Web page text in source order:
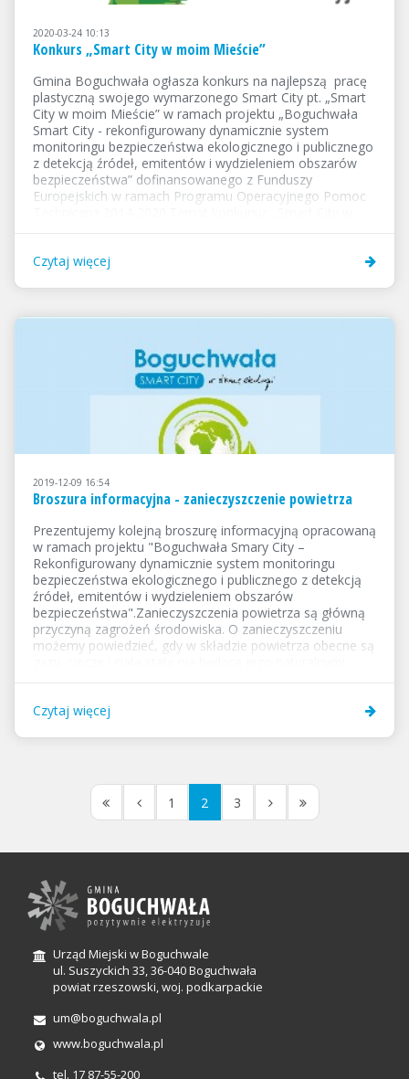
2020-03-24 10:13
Konkurs „Smart City w moim Mieście”
Gmina Boguchwała ogłasza konkurs na najlepszą pracę
plastyczną swojego wymarzonego Smart City pt. „Smart
City w moim Mieście” w ramach projektu „Boguchwała
Smart City - rekonfigurowany dynamicznie system
monitoringu bezpieczeństwa ekologicznego i publicznego
z detekcją źródeł, emitentów i wydzieleniem obszarów
bezpieczeństwa” dofinansowanego z Funduszy
Europejskich w ramach Programu Operacyjnego Pomoc
komunikacja itp.Prace mogą być wykonane dowolną
Czytaj więcej
2019-12-09 16:54
Broszura informacyjna - zanieczyszczenie powietrza
Prezentujemy kolejną broszurę informacyjną opracowaną
w ramach projektu "Boguchwała Smary City –
Rekonfigurowany dynamicznie system monitoringu
bezpieczeństwa ekologicznego i publicznego z detekcją
źródeł, emitentów i wydzieleniem obszarów
bezpieczeństwa".Zanieczyszczenia powietrza są główną
przyczyną zagrożeń środowiska. O zanieczyszczeniu
możemy powiedzieć, gdy w składzie powietrza obecne są
naturalnemu składowi atmosfery ziemskiej. Są one
Czytaj więcej
1 2 3
Urząd Miejski w Boguchwale
ul. Suszyckich 33, 36-040 Boguchwała
powiat rzeszowski, woj. podkarpackie
um@boguchwala.pl
www.boguchwala.pl
tel. 17 87-55-200